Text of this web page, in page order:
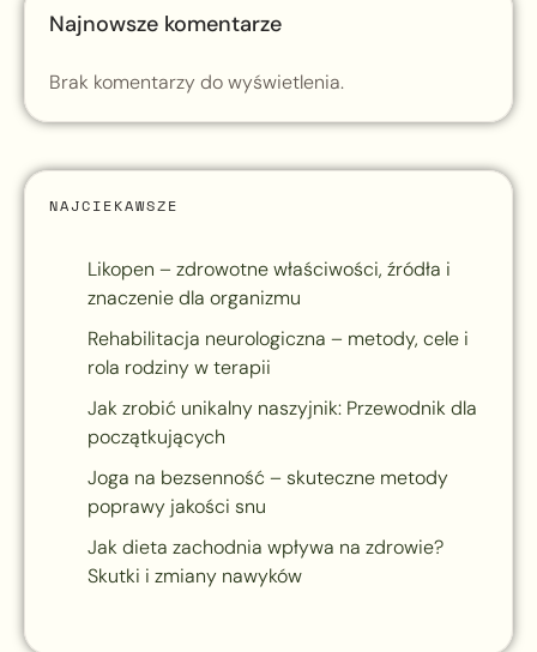
Najnowsze komentarze
Brak komentarzy do wyświetlenia.
NAJCIEKAWSZE
Likopen – zdrowotne właściwości, źródła i
znaczenie dla organizmu
Rehabilitacja neurologiczna – metody, cele i
rola rodziny w terapii
Jak zrobić unikalny naszyjnik: Przewodnik dla
początkujących
Joga na bezsenność – skuteczne metody
poprawy jakości snu
Jak dieta zachodnia wpływa na zdrowie?
Skutki i zmiany nawyków